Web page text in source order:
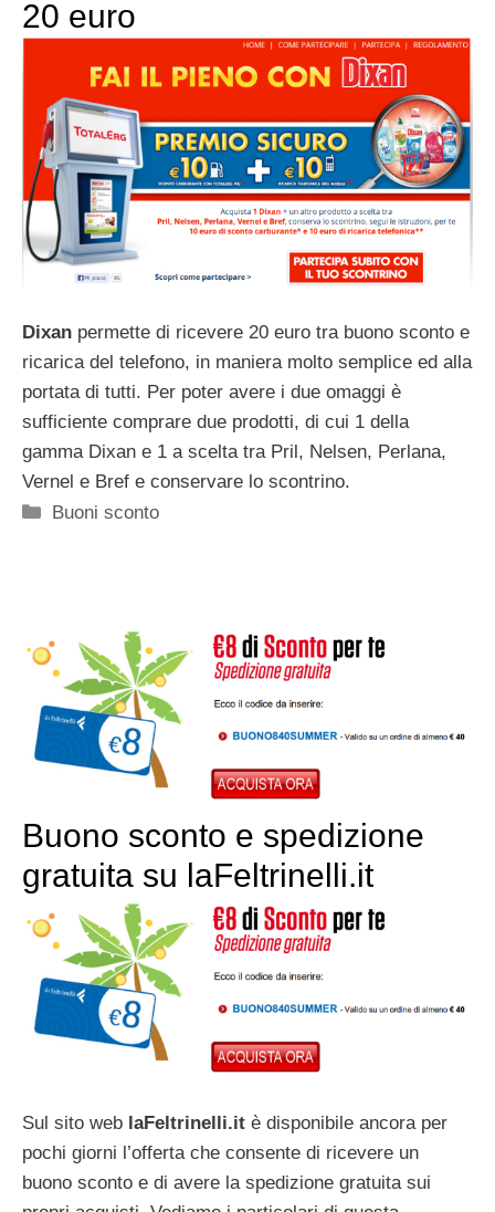
20 euro
Dixan permette di ricevere 20 euro tra buono sconto e
ricarica del telefono, in maniera molto semplice ed alla
portata di tutti. Per poter avere i due omaggi è
sufficiente comprare due prodotti, di cui 1 della
gamma Dixan e 1 a scelta tra Pril, Nelsen, Perlana,
Vernel e Bref e conservare lo scontrino.
Categorie
Buoni sconto
Buono sconto e spedizione
gratuita su laFeltrinelli.it
Sul sito web laFeltrinelli.it è disponibile ancora per
pochi giorni l’offerta che consente di ricevere un
buono sconto e di avere la spedizione gratuita sui